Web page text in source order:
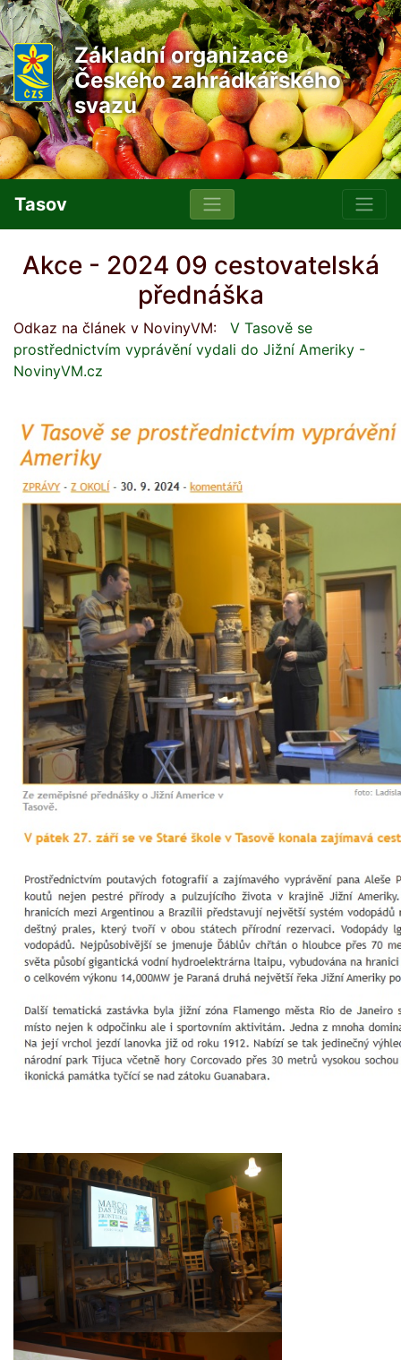
Základní organizace
Českého zahrádkářského
svazu
Tasov
Akce - 2024 09 cestovatelská
přednáška
Odkaz na článek v NovinyVM: V Tasově se
prostřednictvím vyprávění vydali do Jižní Ameriky -
NovinyVM.cz